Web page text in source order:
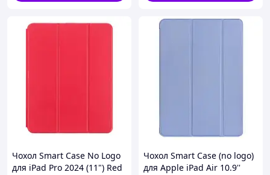
Чохол Smart Case No Logo
для iPad Pro 2024 (11") Red
Чохол Smart Case (no logo)
для Apple iPad Air 10.9''